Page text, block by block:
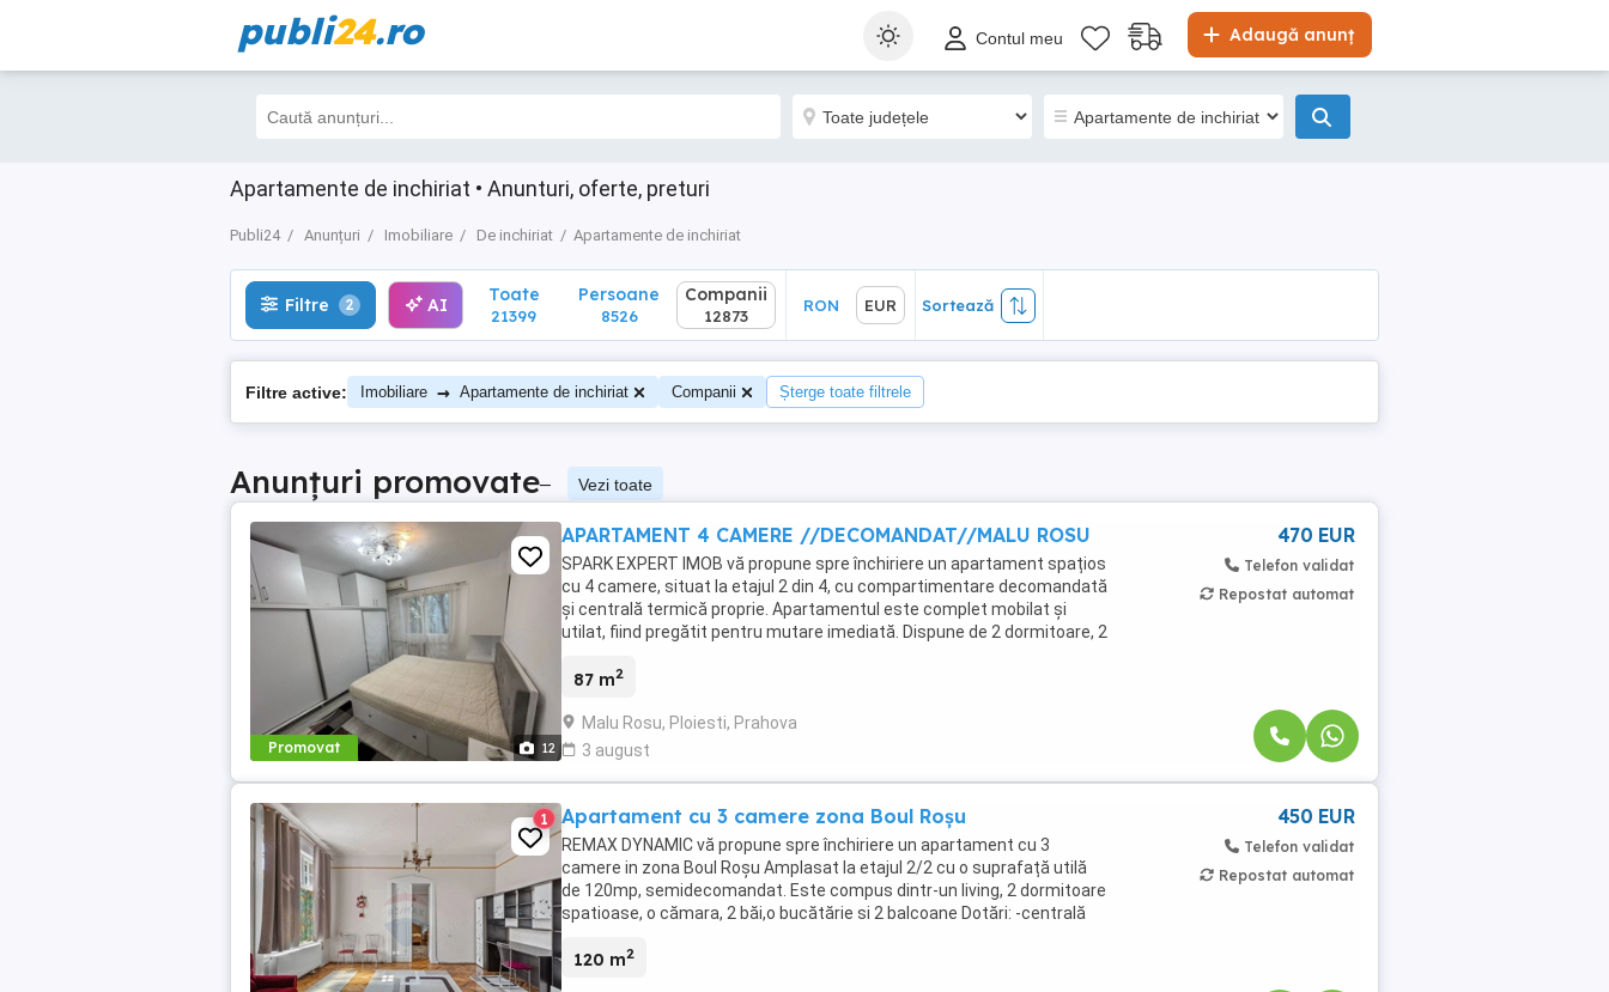
publi24.ro Adaugă anunț
Contul meu
Apartamente de inchiriat • Anunturi, oferte, preturi
Publi24 Anunțuri Imobiliare De inchiriat Apartamente de inchiriat
Filtre 2 AI EUR Sortează
Filtre 2 AI Toate
21399
Persoane
8526
Companii
12873
RON EUR Sortează
Filtre active: Imobiliare → Apartamente de inchiriat Companii Șterge toate filtrele
Anunțuri promovate– Vezi toate
Promovat 12
APARTAMENT 4 CAMERE //DECOMANDAT//MALU ROSU
SPARK EXPERT IMOB vă propune spre închiriere un apartament spațios
cu 4 camere, situat la etajul 2 din 4, cu compartimentare decomandată
și centrală termică proprie. Apartamentul este complet mobilat și
utilat, fiind pregătit pentru mutare imediată. Dispune de 2 dormitoare, 2
87 m2
Malu Rosu, Ploiesti, Prahova
3 august
470 EUR
Telefon validat
Repostat automat
1 Apartament cu 3 camere zona Boul Roșu
REMAX DYNAMIC vă propune spre închiriere un apartament cu 3
camere in zona Boul Roșu Amplasat la etajul 2/2 cu o suprafață utilă
de 120mp, semidecomandat. Este compus dintr-un living, 2 dormitoare
spatioase, o cămara, 2 băi,o bucătărie si 2 balcoane Dotări: -centrală
120 m2
450 EUR
Telefon validat
Repostat automat